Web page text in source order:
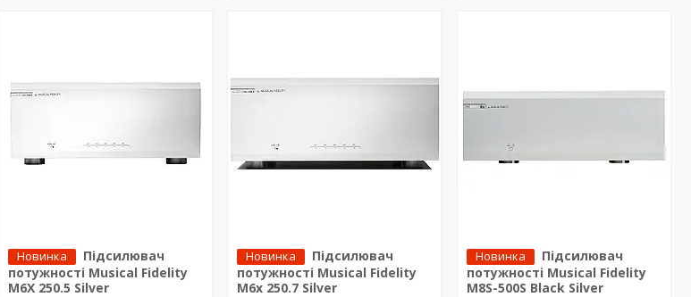
Новинка
Підсилювач
потужності Musical Fidelity
M6X 250.5 Silver
Новинка
Підсилювач
потужності Musical Fidelity
M6x 250.7 Silver
Новинка
Підсилювач
потужності Musical Fidelity
M8S-500S Black Silver